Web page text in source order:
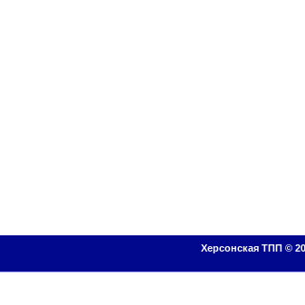
Херсонская ТПП ©